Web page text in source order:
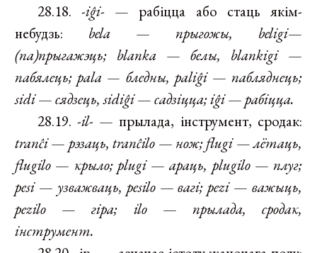
28.18. -iĝi-— рабіцца або стаць якім-
небудзь: bela — прыгожы, beligi—
(па)прыгажэць; blanka — белы, blankigi—
пабялець; pala — бледны, paliĝi—пабляднець;
sidi—сядзець, sidiĝi—садзіцца; iĝi—рабіцца.
28.19. -il-— прылада, інструмент, сродак:
tranĉi— рэзаць, tranĉilo — нож; flugi—лётаць,
flugilo — крыло; plugi—араць, plugilo— плуг;
pesi— узважваць, pesilo—вагі; pezi— важыць,
pezilo —гіра; ilo— прылада, сродак,
інструмент.